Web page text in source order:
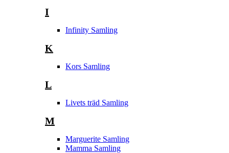
I
Infinity Samling
K
Kors Samling
L
Livets träd Samling
M
Marguerite Samling
Mamma Samling